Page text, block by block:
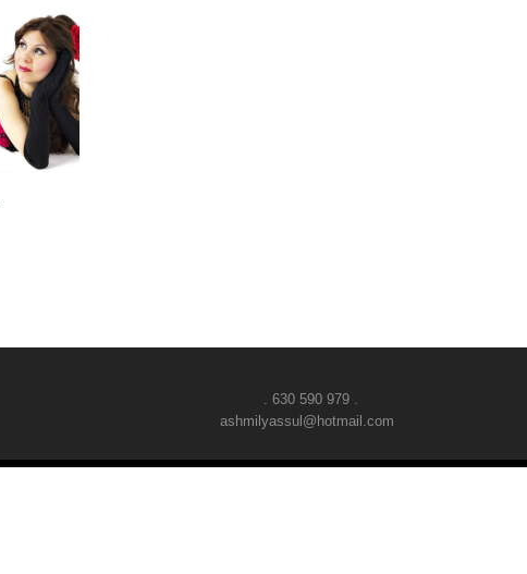
. 630 590 979 .
ashmilyassul@hotmail.com